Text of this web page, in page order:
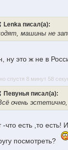
Lenka писал(а):
машины не
ну это ж не в
спустя 8 минут 58
Певунья писал(а):
очень
-что есть ,то
посмотреть?